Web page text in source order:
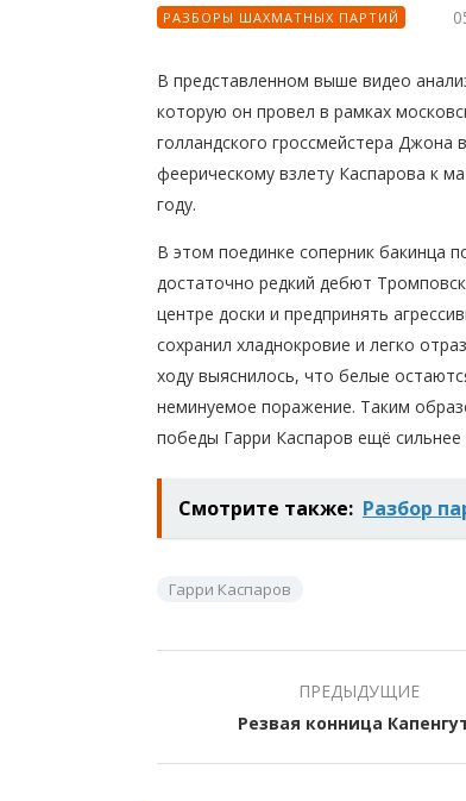
РАЗБОРЫ ШАХМАТНЫХ ПАРТИЙ
В представленном выше видео
которую он провел в рамках
голландского гроссмейстера
феерическому взлету Каспарова к
году.
В этом поединке соперник бакинца
достаточно редкий дебют
центре доски и предпринять
сохранил хладнокровие и легко
ходу выяснилось, что белые
неминуемое поражение. Таким
победы Гарри Каспаров ещё
Смотрите также: Разбор
Гарри Каспаров
ПРЕДЫДУЩИЕ
Резвая конница